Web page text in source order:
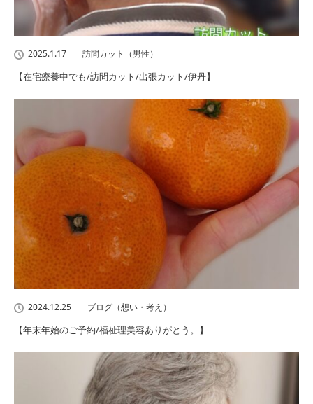
2025.1.17 訪問カット（男性）
【在宅療養中でも/訪問カット/出張カット/伊丹】
2024.12.25 ブログ（想い・考え）
【年末年始のご予約/福祉理美容ありがとう。】